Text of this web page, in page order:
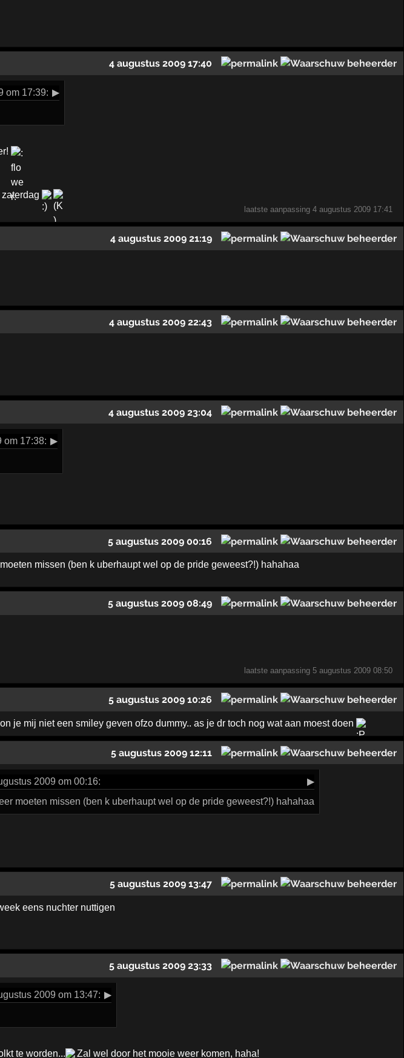
4 augustus 2009 17:40
om 17:39: ▶
laatste aanpassing 4 augustus 2009 17:41
4 augustus 2009 21:19
4 augustus 2009 22:43
4 augustus 2009 23:04
om 17:38: ▶
5 augustus 2009 00:16
missen (ben k uberhaupt wel op de pride geweest?!) hahahaa
5 augustus 2009 08:49
laatste aanpassing 5 augustus 2009 08:50
5 augustus 2009 10:26
je mij niet een smiley geven ofzo dummy.. as je dr toch nog wat aan moest doen
5 augustus 2009 12:11
2009 om 00:16:
▶
moeten missen (ben k uberhaupt wel op de pride geweest?!) hahahaa
5 augustus 2009 13:47
eens nuchter nuttigen
5 augustus 2009 23:33
2009 om 13:47: ▶
te worden... Zal wel door het mooie weer komen, haha!